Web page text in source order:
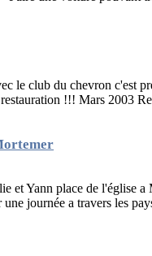
le club du chevron c'est
!!! Mars 2003
et Yann place de l'église
journée a travers les